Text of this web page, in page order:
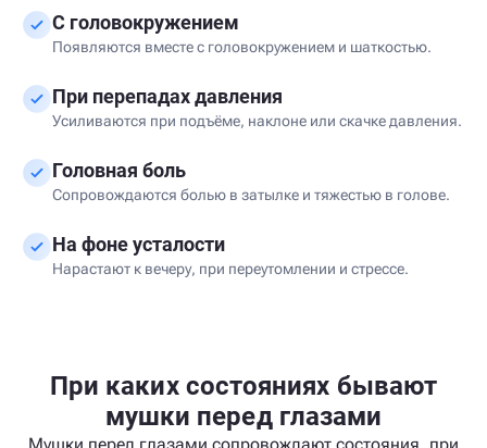
С головокружением
Появляются вместе с головокружением и шаткостью.
При перепадах давления
Усиливаются при подъёме, наклоне или скачке давления.
Головная боль
Сопровождаются болью в затылке и тяжестью в голове.
На фоне усталости
Нарастают к вечеру, при переутомлении и стрессе.
При каких состояниях бывают
мушки перед глазами